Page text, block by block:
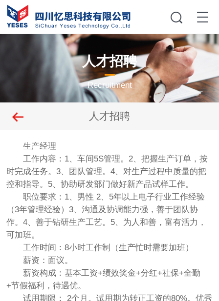
人才招聘
Recruitment
人才招聘
生产经理
工作内容：1、车间5S管理。2、把握生产订单，按
时完成任务。3、团队管理。4、对生产过程中质量的把
控和指导。5、协助研发部门做好新产品试样工作。
职位要求：1、男性 2、5年以上电子行业工作经验
（3年管理经验）3、沟通及协调能力强，善于团队协
作。4、善于钻研生产工艺。5、为人和善，富有活力，
可加班。
工作时间：8小时工作制（生产忙时需要加班）
薪资：面议。
薪资构成：基本工资+绩效奖金+分红+社保+全勤
+节假福利，待遇优。
试用期限： 2个月。试用期为转正工资的80%。优秀